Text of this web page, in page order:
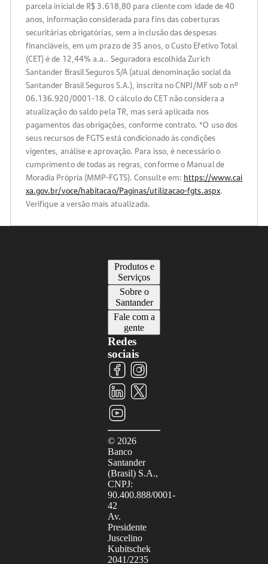
parcela inicial de R$ 3.618,80 para cliente com idade de 40
anos, informação considerada para fins das coberturas
securitárias obrigatórias, sem a inclusão das despesas
financiáveis, em um prazo de 35 anos, o Custo Efetivo Total
(CET) é de 12,44% a.a.. Seguradora escolhida Zurich
Santander Brasil Seguros S/A (atual denominação social da
Santander Brasil Seguros S.A.), inscrita no CNPJ/MF sob o nº
06.136.920/0001-18. O cálculo do CET não considera a
atualização do saldo pela TR, mas será aplicada nos
pagamentos das obrigações, conforme contrato. *O uso dos
seus recursos de FGTS está condicionado às condições
vigentes, análise e aprovação. Para isso, é necessário o
cumprimento de todas as regras, conforme o Manual de
Moradia Própria (MMP-FGTS). Consulte em: https://www.cai
xa.gov.br/voce/habitacao/Paginas/utilizacao-fgts.aspx.
Verifique a versão mais atualizada.
Produtos e
Serviços
Sobre o
Santander
Fale com a
gente
Redes
sociais
Visite
nosso
perfil
no
Facebook
Visite
nosso
perfil
no
Visite
nosso
X
YouTube
© 2026
Banco
Santander
(Brasil) S.A.,
CNPJ:
90.400.888/0001-
42
Av.
Presidente
Juscelino
Kubitschek
2041/2235